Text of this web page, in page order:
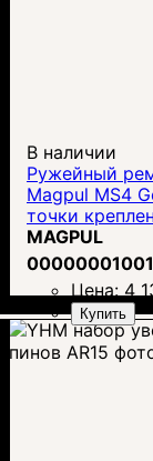
В наличии
Ружейный
Magpul MS4
точки
MAGPUL
00000001001
Цена: 4
Купить